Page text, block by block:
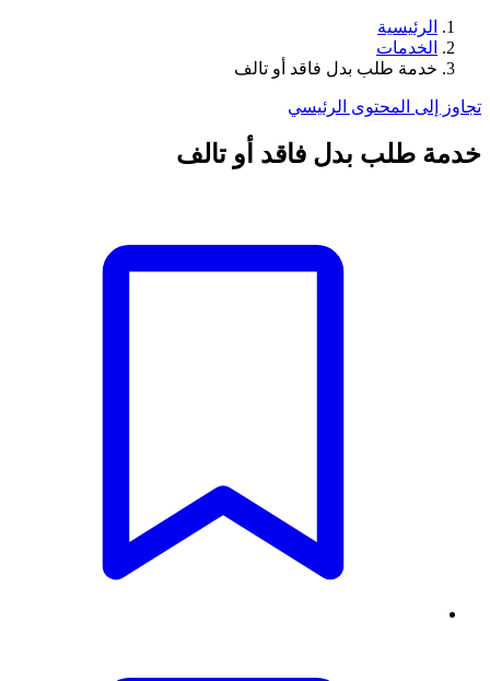
الرئيسية
الخدمات
خدمة طلب بدل فاقد أو تالف
تجاوز إلى المحتوى الرئيسي
خدمة طلب بدل فاقد أو تالف